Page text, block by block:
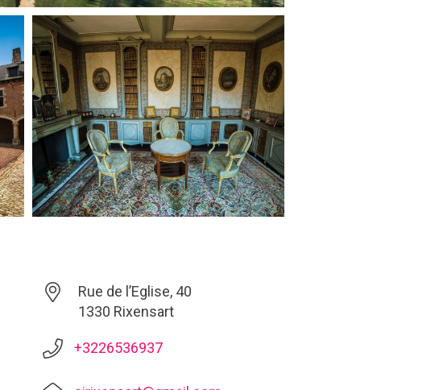
Rue de l’Eglise, 40
1330 Rixensart
+3226536937